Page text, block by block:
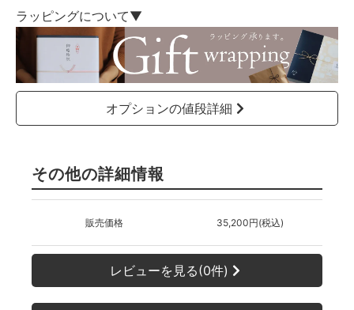
ラッピングについて▼
オプションの値段詳細
その他の詳細情報
販売価格 35,200円(税込)
レビューを見る(0件)